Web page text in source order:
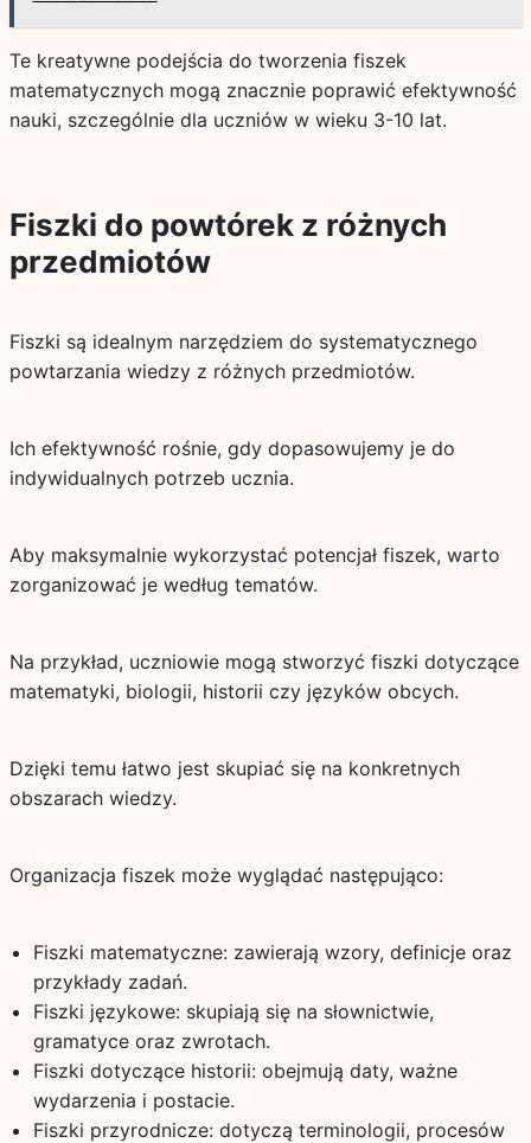
Te kreatywne podejścia do tworzenia fiszek
matematycznych mogą znacznie poprawić efektywność
nauki, szczególnie dla uczniów w wieku 3-10 lat.
Fiszki do powtórek z różnych
przedmiotów
Fiszki są idealnym narzędziem do systematycznego
powtarzania wiedzy z różnych przedmiotów.
Ich efektywność rośnie, gdy dopasowujemy je do
indywidualnych potrzeb ucznia.
Aby maksymalnie wykorzystać potencjał fiszek, warto
zorganizować je według tematów.
Na przykład, uczniowie mogą stworzyć fiszki dotyczące
matematyki, biologii, historii czy języków obcych.
Dzięki temu łatwo jest skupiać się na konkretnych
obszarach wiedzy.
Organizacja fiszek może wyglądać następująco:
Fiszki matematyczne: zawierają wzory, definicje oraz
przykłady zadań.
Fiszki językowe: skupiają się na słownictwie,
gramatyce oraz zwrotach.
Fiszki dotyczące historii: obejmują daty, ważne
wydarzenia i postacie.
Fiszki przyrodnicze: dotyczą terminologii, procesów